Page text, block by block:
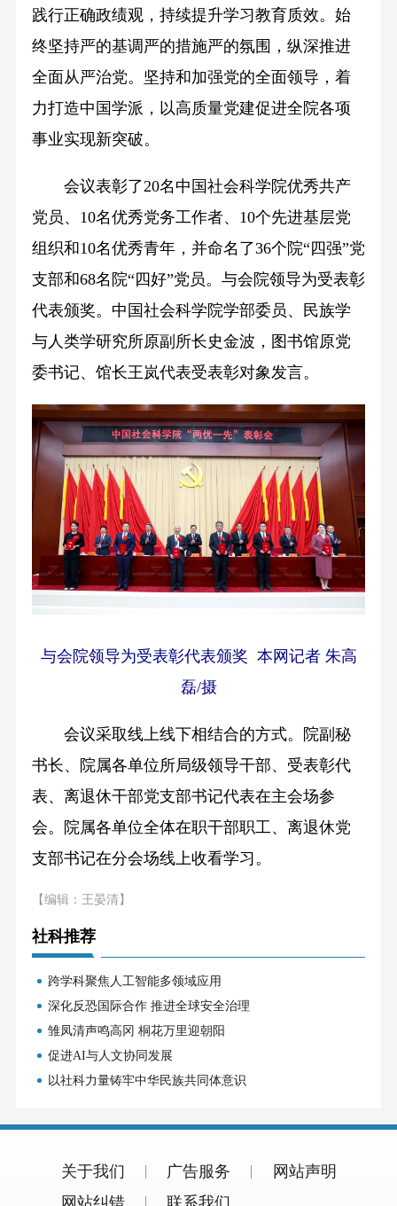
践行正确政绩观，持续提升学习教育质效。始
终坚持严的基调严的措施严的氛围，纵深推进
全面从严治党。坚持和加强党的全面领导，着
力打造中国学派，以高质量党建促进全院各项
事业实现新突破。
会议表彰了20名中国社会科学院优秀共产
党员、10名优秀党务工作者、10个先进基层党
组织和10名优秀青年，并命名了36个院“四强”党
支部和68名院“四好”党员。与会院领导为受表彰
代表颁奖。中国社会科学院学部委员、民族学
与人类学研究所原副所长史金波，图书馆原党
委书记、馆长王岚代表受表彰对象发言。
与会院领导为受表彰代表颁奖 本网记者 朱高
磊/摄
会议采取线上线下相结合的方式。院副秘
书长、院属各单位所局级领导干部、受表彰代
表、离退休干部党支部书记代表在主会场参
会。院属各单位全体在职干部职工、离退休党
支部书记在分会场线上收看学习。
【编辑：王晏清】
社科推荐
跨学科聚焦人工智能多领域应用
深化反恐国际合作 推进全球安全治理
雏凤清声鸣高冈 桐花万里迎朝阳
促进AI与人文协同发展
以社科力量铸牢中华民族共同体意识
关于我们 广告服务
网站声明
网站纠错
联系我们